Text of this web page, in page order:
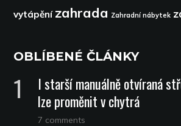
vytápění zahrada Zahradní nábytek
OBLÍBENÉ ČLÁNKY
I starší manuálně otvíraná
lze proměnit v chytrá
7 comments